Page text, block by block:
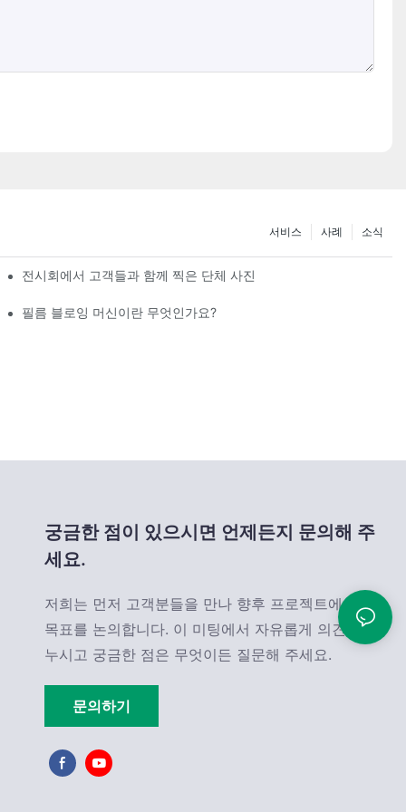
소식
사례
서비스
전시회에서 고객들과 함께 찍은 단체 사진
필름 블로잉 머신이란 무엇인가요?
궁금한 점이 있으시면 언제든지 문의해 주
세요.
저희는 먼저 고객분들을 만나 향후 프로젝트에 대한
목표를 논의합니다. 이 미팅에서 자유롭게 의견을 나
누시고 궁금한 점은 무엇이든 질문해 주세요.
문의하기